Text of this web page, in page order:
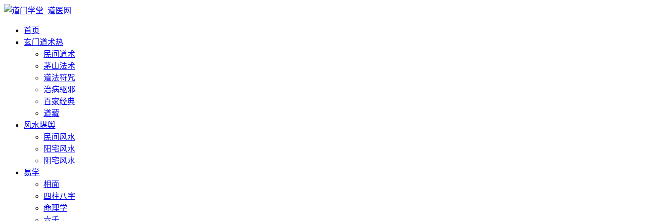
首页
玄门道术热
民间道术
茅山法术
道法符咒
治病驱邪
百家经典
道藏
风水堪舆
民间风水
阳宅风水
阴宅风水
易学
相面
四柱八字
命理学